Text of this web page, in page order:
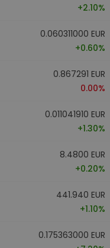
+2.10%
0.060311000 EUR
+0.60%
0.867291 EUR
0.00%
0.011041910 EUR
+1.30%
8.4800 EUR
+0.20%
441.940 EUR
+1.10%
0.175363000 EUR